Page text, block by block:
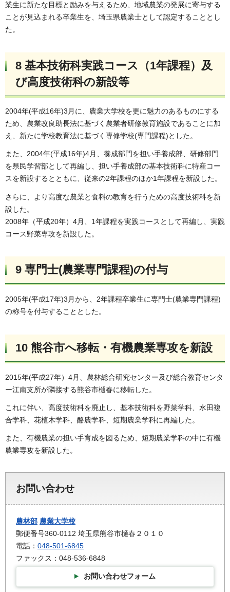
業生に新たな目標と励みを与えるため、地域農業の発展に寄与する
ことが見込まれる卒業生を、埼玉県農業士として認定することとし
た。
8 基本技術科実践コース（1年課程）及
び高度技術科の新設等
2004年(平成16年)3月に、農業大学校を更に魅力のあるものにする
ため、農業改良助長法に基づく農業者研修教育施設であることに加
え、新たに学校教育法に基づく専修学校(専門課程)とした。
また、2004年(平成16年)4月、養成部門を担い手養成部、研修部門
を県民学習部として再編し、担い手養成部の基本技術科に特産コー
スを新設するとともに、従来の2年課程のほか1年課程を新設した。
さらに、より高度な農業と食料の教育を行うための高度技術科を新
設した。
2008年（平成20年）4月、1年課程を実践コースとして再編し、実践
コース野菜専攻を新設した。
9 専門士(農業専門課程)の付与
2005年(平成17年)3月から、2年課程卒業生に専門士(農業専門課程)
の称号を付与することとした。
10 熊谷市へ移転・有機農業専攻を新設
2015年(平成27年）4月、農林総合研究センター及び総合教育センタ
ー江南支所が隣接する熊谷市樋春に移転した。
これに伴い、高度技術科を廃止し、基本技術科を野菜学科、水田複
合学科、花植木学科、酪農学科、短期農業学科に再編した。
また、有機農業の担い手育成を図るため、短期農業学科の中に有機
農業専攻を新設した。
お問い合わせ
農林部 農業大学校
郵便番号360-0112 埼玉県熊谷市樋春２０１０
電話： 048-501-6845
ファックス：048-536-6848
お問い合わせフォーム